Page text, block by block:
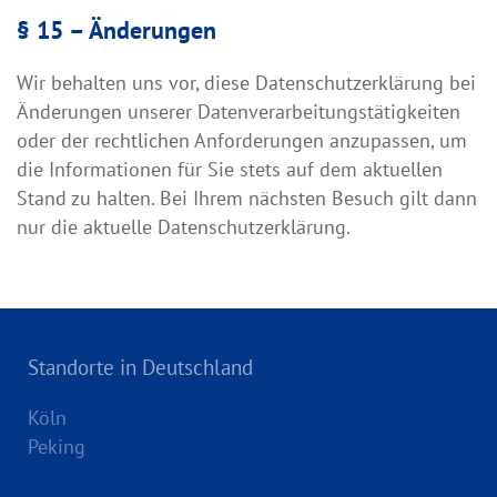
§ 15 – Änderungen
Wir behalten uns vor, diese Datenschutzerklärung bei
Änderungen unserer Datenverarbeitungstätigkeiten
oder der rechtlichen Anforderungen anzupassen, um
die Informationen für Sie stets auf dem aktuellen
Stand zu halten. Bei Ihrem nächsten Besuch gilt dann
nur die aktuelle Datenschutzerklärung.
Standorte in Deutschland
Köln
Peking